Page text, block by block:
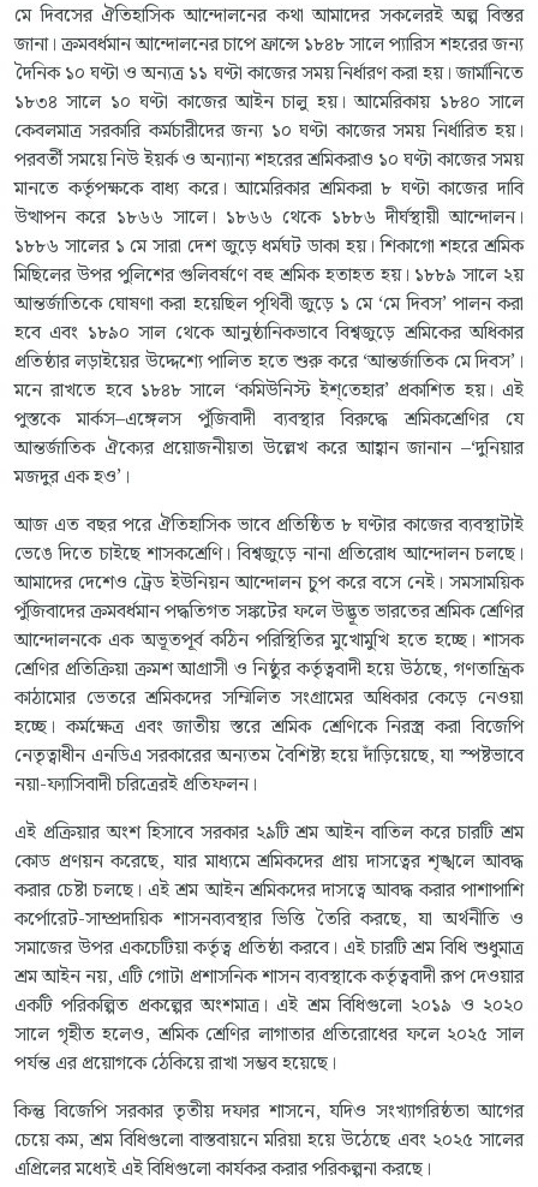
মে দিবসের ঐতিহাসিক আন্দোলনের কথা আমাদের সকলেরই অল্প বিস্তর
জানা। ক্রমবর্ধমান আন্দোলনের চাপে ফ্রান্সে ১৮৪৮ সালে প্যারিস শহরের জন্য
দৈনিক ১০ ঘণ্টা ও অন্যত্র ১১ ঘণ্টা কাজের সময় নির্ধারণ করা হয়। জার্মানিতে
১৮৩৪ সালে ১০ ঘণ্টা কাজের আইন চালু হয়। আমেরিকায় ১৮৪০ সালে
কেবলমাত্র সরকারি কর্মচারীদের জন্য ১০ ঘণ্টা কাজের সময় নির্ধারিত হয়।
পরবর্তী সময়ে নিউ ইয়র্ক ও অন্যান্য শহরের শ্রমিকরাও ১০ ঘণ্টা কাজের সময়
মানতে কর্তৃপক্ষকে বাধ্য করে। আমেরিকার শ্রমিকরা ৮ ঘণ্টা কাজের দাবি
উত্থাপন করে ১৮৬৬ সালে। ১৮৬৬ থেকে ১৮৮৬ দীর্ঘস্থায়ী আন্দোলন।
১৮৮৬ সালের ১ মে সারা দেশ জুড়ে ধর্মঘট ডাকা হয়। শিকাগো শহরে শ্রমিক
মিছিলের উপর পুলিশের গুলিবর্ষণে বহু শ্রমিক হতাহত হয়। ১৮৮৯ সালে ২য়
আন্তর্জাতিকে ঘোষণা করা হয়েছিল পৃথিবী জুড়ে ১ মে ‘মে দিবস’ পালন করা
হবে এবং ১৮৯০ সাল থেকে আনুষ্ঠানিকভাবে বিশ্বজুড়ে শ্রমিকের অধিকার
প্রতিষ্ঠার লড়াইয়ের উদ্দেশ্যে পালিত হতে শুরু করে ‘আন্তর্জাতিক মে দিবস’।
মনে রাখতে হবে ১৮৪৮ সালে ‘কমিউনিস্ট ইশ্‌তেহার’ প্রকাশিত হয়। এই
পুস্তকে মার্কস–এঙ্গেলস পুঁজিবাদী ব্যবস্থার বিরুদ্ধে শ্রমিকশ্রেণির যে
আন্তর্জাতিক ঐক্যের প্রয়োজনীয়তা উল্লেখ করে আহ্বান জানান –‘দুনিয়ার
মজদুর এক হও’।
আজ এত বছর পরে ঐতিহাসিক ভাবে প্রতিষ্ঠিত ৮ ঘণ্টার কাজের ব্যবস্থাটাই
ভেঙে দিতে চাইছে শাসকশ্রেণি। বিশ্বজুড়ে নানা প্রতিরোধ আন্দোলন চলছে।
আমাদের দেশেও ট্রেড ইউনিয়ন আন্দোলন চুপ করে বসে নেই। সমসাময়িক
পুঁজিবাদের ক্রমবর্ধমান পদ্ধতিগত সঙ্কটের ফলে উদ্ভূত ভারতের শ্রমিক শ্রেণির
আন্দোলনকে এক অভূতপূর্ব কঠিন পরিস্থিতির মুখোমুখি হতে হচ্ছে। শাসক
শ্রেণির প্রতিক্রিয়া ক্রমশ আগ্রাসী ও নিষ্ঠুর কর্তৃত্ববাদী হয়ে উঠছে, গণতান্ত্রিক
কাঠামোর ভেতরে শ্রমিকদের সম্মিলিত সংগ্রামের অধিকার কেড়ে নেওয়া
হচ্ছে। কর্মক্ষেত্র এবং জাতীয় স্তরে শ্রমিক শ্রেণিকে নিরস্ত্র করা বিজেপি
নেতৃত্বাধীন এনডিএ সরকারের অন্যতম বৈশিষ্ট্য হয়ে দাঁড়িয়েছে, যা স্পষ্টভাবে
নয়া-ফ্যাসিবাদী চরিত্রেরই প্রতিফলন।
এই প্রক্রিয়ার অংশ হিসাবে সরকার ২৯টি শ্রম আইন বাতিল করে চারটি শ্রম
কোড প্রণয়ন করেছে, যার মাধ্যমে শ্রমিকদের প্রায় দাসত্বের শৃঙ্খলে আবদ্ধ
করার চেষ্টা চলছে। এই শ্রম আইন শ্রমিকদের দাসত্বে আবদ্ধ করার পাশাপাশি
কর্পোরেট-সাম্প্রদায়িক শাসনব্যবস্থার ভিত্তি তৈরি করছে, যা অর্থনীতি ও
সমাজের উপর একচেটিয়া কর্তৃত্ব প্রতিষ্ঠা করবে। এই চারটি শ্রম বিধি শুধুমাত্র
শ্রম আইন নয়, এটি গোটা প্রশাসনিক শাসন ব্যবস্থাকে কর্তৃত্ববাদী রূপ দেওয়ার
একটি পরিকল্পিত প্রকল্পের অংশমাত্র। এই শ্রম বিধিগুলো ২০১৯ ও ২০২০
সালে গৃহীত হলেও, শ্রমিক শ্রেণির লাগাতার প্রতিরোধের ফলে ২০২৫ সাল
পর্যন্ত এর প্রয়োগকে ঠেকিয়ে রাখা সম্ভব হয়েছে।
কিন্তু বিজেপি সরকার তৃতীয় দফার শাসনে, যদিও সংখ্যাগরিষ্ঠতা আগের
চেয়ে কম, শ্রম বিধিগুলো বাস্তবায়নে মরিয়া হয়ে উঠেছে এবং ২০২৫ সালের
এপ্রিলের মধ্যেই এই বিধিগুলো কার্যকর করার পরিকল্পনা করছে।